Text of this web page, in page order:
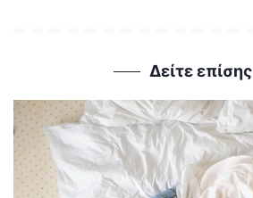
Δείτε επίσης